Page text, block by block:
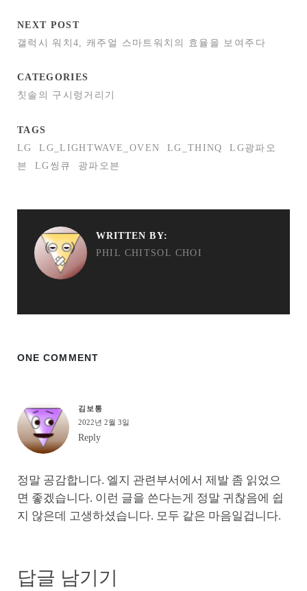
NEXT POST
갤럭시 워치4, 캐주얼 스마트워치의 효율을 보여주다
CATEGORIES
칫솔의 구시렁거리기
TAGS
LG
LG_LIGHTWAVE_OVEN LG_THINQ
LG광파오
븐
LG씽큐 광파오븐
WRITTEN BY:
PHIL CHITSOL CHOI
ONE COMMENT
김보통
2022년 2월 3일
Reply
정말 공감합니다. 엘지 관련부서에서 제발 좀 읽었으
면 좋겠습니다. 이런 글을 쓴다는게 정말 귀찮음에 쉽
지 않은데 고생하셨습니다. 모두 같은 마음일겁니다.
답글 남기기